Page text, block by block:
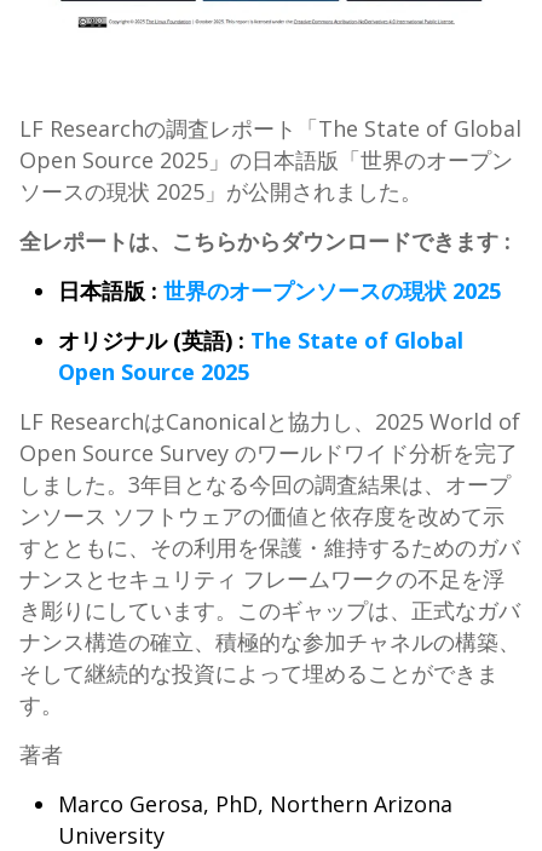
LF Researchの調査レポート「The State of Global
Open Source 2025」の日本語版「世界のオープン
ソースの現状 2025」が公開されました。
全レポートは、こちらからダウンロードできます :
日本語版 : 世界のオープンソースの現状 2025
オリジナル (英語) : The State of Global
Open Source 2025
LF ResearchはCanonicalと協力し、2025 World of
Open Source Survey のワールドワイド分析を完了
しました。3年目となる今回の調査結果は、オープ
ンソース ソフトウェアの価値と依存度を改めて示
すとともに、その利用を保護・維持するためのガバ
ナンスとセキュリティ フレームワークの不足を浮
き彫りにしています。このギャップは、正式なガバ
ナンス構造の確立、積極的な参加チャネルの構築、
そして継続的な投資によって埋めることができま
す。
著者
Marco Gerosa, PhD, Northern Arizona
University